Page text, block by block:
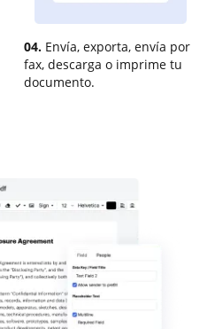
04. Envía, exporta, envía por
fax, descarga o imprime tu
documento.